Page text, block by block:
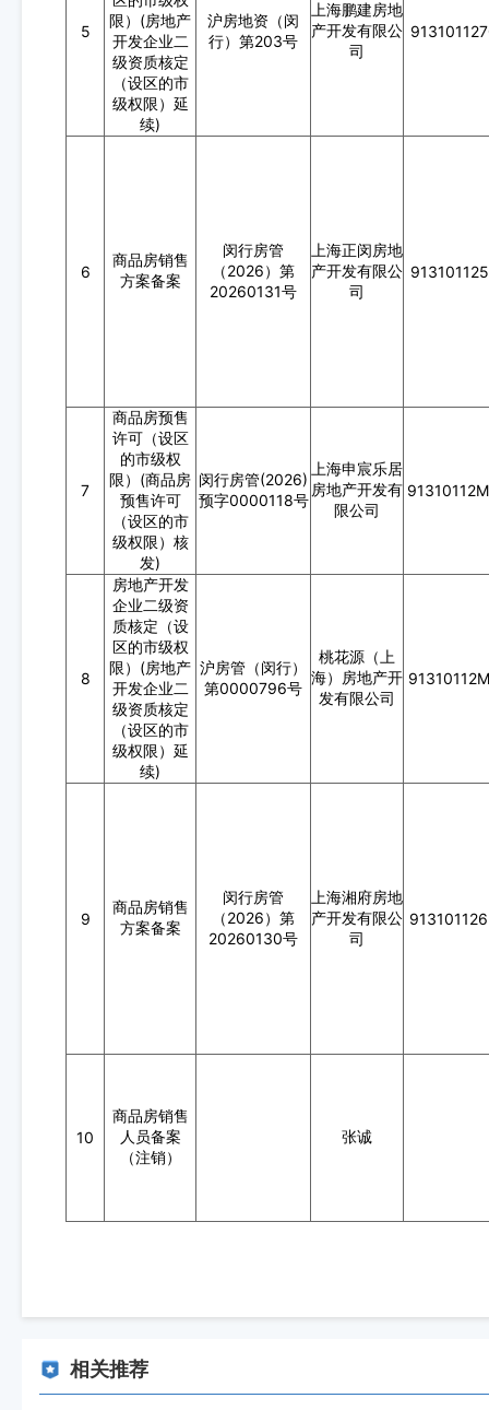
5
限）(房地产
开发企业二
级资质核定
（设区的市
级权限）延
续)
沪房地资（闵
行）第203号
上海鹏建房地
产开发有限公
司
6
商品房销售
方案备案
闵行房管
（2026）第
20260131号
上海正闵房地
产开发有限公
司
7
商品房预售
许可（设区
的市级权
限）(商品房
预售许可
（设区的市
级权限）核
发)
闵行房管(2026)
预字0000118号
上海申宸乐居
房地产开发有
限公司
8
房地产开发
企业二级资
质核定（设
区的市级权
限）(房地产
开发企业二
级资质核定
（设区的市
级权限）延
续)
沪房管（闵行）
第0000796号
桃花源（上
海）房地产开
发有限公司
9
商品房销售
方案备案
闵行房管
（2026）第
20260130号
上海湘府房地
产开发有限公
司
10
商品房销售
人员备案
（注销）
张诚
相关推荐